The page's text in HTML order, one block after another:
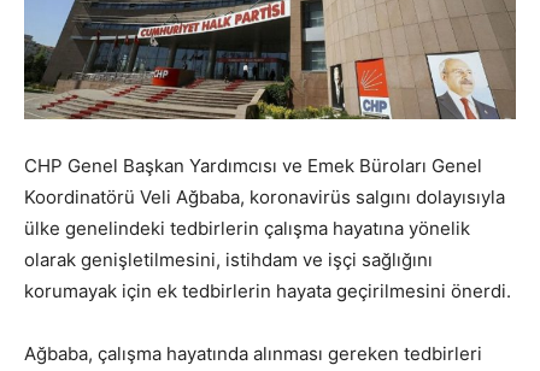
CHP Genel Başkan Yardımcısı ve Emek Büroları Genel
Koordinatörü Veli Ağbaba, koronavirüs salgını dolayısıyla
ülke genelindeki tedbirlerin çalışma hayatına yönelik
olarak genişletilmesini, istihdam ve işçi sağlığını
korumayak için ek tedbirlerin hayata geçirilmesini önerdi.
Ağbaba, çalışma hayatında alınması gereken tedbirleri